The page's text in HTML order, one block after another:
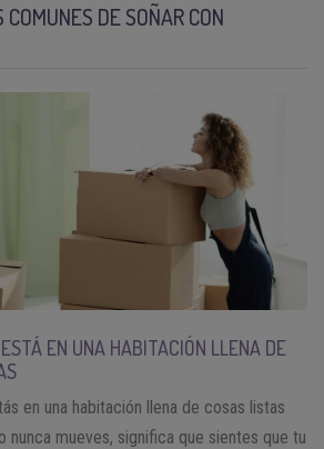
DE SOÑAR CON
EN UNA HABITACIÓN LLENA DE
en una habitación llena de cosas listas
nunca mueves, significa que sientes que tu